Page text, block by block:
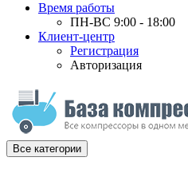
Время работы
ПН-ВС 9:00 - 18:00
Клиент-центр
Регистрация
Авторизация
Все категории